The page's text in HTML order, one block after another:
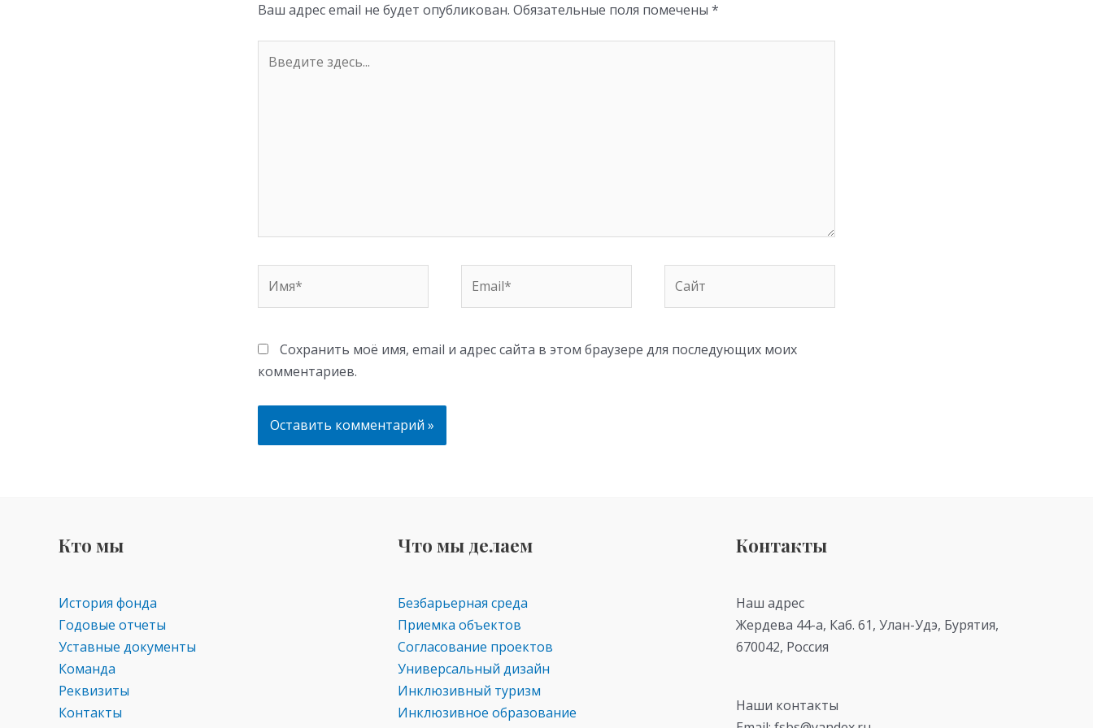
ki
Ваш адрес email не будет опубликован. Обязательные поля помечены *
здесь...
Сохранить моё имя, email и адрес сайта в этом браузере для последующих моих
комментариев.
Кто мы
История фонда
Годовые отчеты
Уставные документы
Команда
Реквизиты
Контакты
Что мы делаем
Безбарьерная среда
Приемка объектов
Согласование проектов
Универсальный дизайн
Инклюзивный туризм
Инклюзивное образование
Контакты
Наш адрес
Жердева 44-а, Каб. 61, Улан-Удэ, Бурятия,
670042, Россия
Наши контакты